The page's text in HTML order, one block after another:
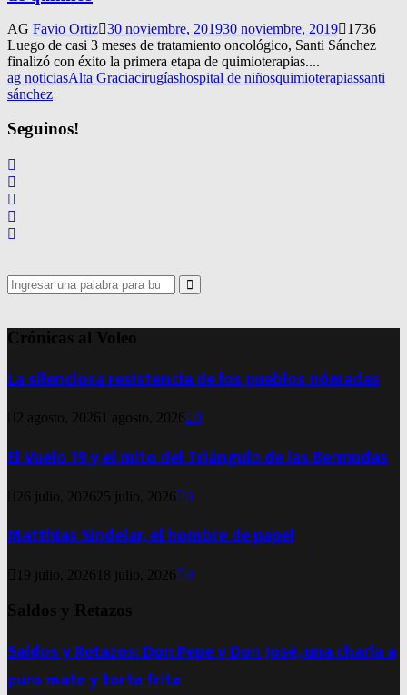
AG Favio Ortiz 30 noviembre, 201930 noviembre, 2019
1736
Luego de casi 3 meses de tratamiento oncológico, Santi Sánchez
finalizó con éxito la primera etapa de quimioterapias....
ag noticiasAlta Graciacirugíashospital de niñosquimioterapiassanti
sánchez
Seguinos!
Search
for:
Search
Crónicas al Voleo
La silenciosa resistencia de los pueblos nómadas
2 agosto, 2026 1 agosto, 2026 0
El Vuelo 19 y el mito del Triángulo de las Bermudas
26 julio, 2026 25 julio, 2026 0
Matthias Sindelar, el hombre de papel
19 julio, 2026 18 julio, 2026 0
Saldos y Retazos
Saldos y Retazos: Don Pepe y Don José, una charla a
puro mate y torta frita